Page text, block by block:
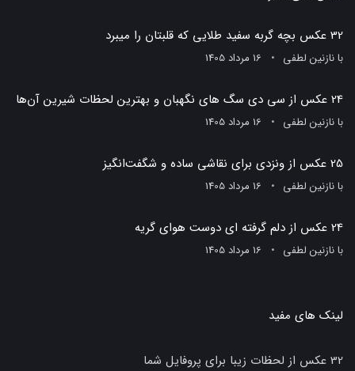
32 عکس بچه گربه سفید طلایی که قلبتان را میبرد
بانازنین لطفی 16 مرداد 1405
24 عکس از سی دی سگ های نگهبان و بهترین لحظات شیرین آن‌ها
بانازنین لطفی 16 مرداد 1405
25 عکس از ونزدی برای نقاشی ساده و شگفت‌انگیز
بانازنین لطفی 16 مرداد 1405
24 عکس از دلم گرفته ای دوست هوای گریه
بانازنین لطفی 16 مرداد 1405
لینک های مفید
32 عکس از لحظات زیبا برای پروفایل شما